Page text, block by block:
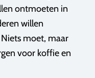
ontmoeten in
willen
moet, maar
voor koffie en